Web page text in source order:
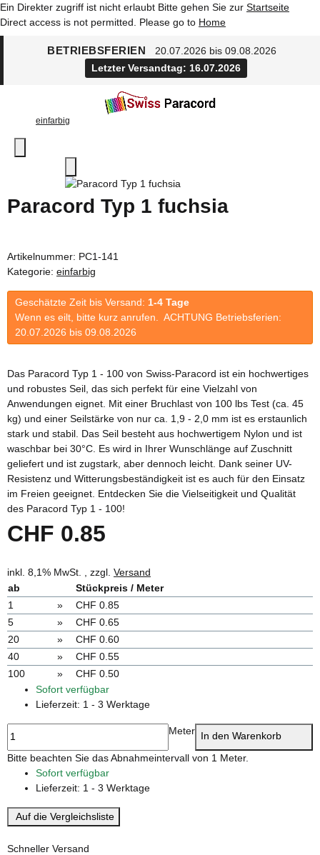
Ein Direkter zugriff ist nicht erlaubt Bitte gehen Sie zur Startseite
Direct access is not permitted. Please go to Home
BETRIEBSFERIEN
20.07.2026 bis 09.08.2026
Letzter Versandtag: 16.07.2026
einfarbig
Paracord Typ 1 fuchsia
Artikelnummer: PC1-141
Kategorie: einfarbig
Geschätzte Zeit bis Versand: 1-4 Tage
Wenn es eilt, bitte kurz anrufen. ACHTUNG Betriebsferien:
20.07.2026 bis 09.08.2026
Das Paracord Typ 1 - 100 von Swiss-Paracord ist ein hochwertiges
und robustes Seil, das sich perfekt für eine Vielzahl von
Anwendungen eignet. Mit einer Bruchlast von 100 lbs Test (ca. 45
kg) und einer Seilstärke von nur ca. 1,9 - 2,0 mm ist es erstaunlich
stark und stabil. Das Seil besteht aus hochwertigem Nylon und ist
waschbar bei 30°C. Es wird in Ihrer Wunschlänge auf Zuschnitt
geliefert und ist zugstark, aber dennoch leicht. Dank seiner UV-
Resistenz und Witterungsbeständigkeit ist es auch für den Einsatz
im Freien geeignet. Entdecken Sie die Vielseitigkeit und Qualität
des Paracord Typ 1 - 100!
CHF 0.85
inkl. 8,1% MwSt. , zzgl. Versand
ab
Stückpreis / Meter
1
»
CHF 0.85
5
»
CHF 0.65
20
»
CHF 0.60
40
»
CHF 0.55
100
»
CHF 0.50
Sofort verfügbar
Lieferzeit: 1 - 3 Werktage
Meter In den Warenkorb
x
Bitte beachten Sie das Abnahmeintervall von 1 Meter.
Sofort verfügbar
Lieferzeit: 1 - 3 Werktage
Auf die Vergleichsliste
Schneller Versand